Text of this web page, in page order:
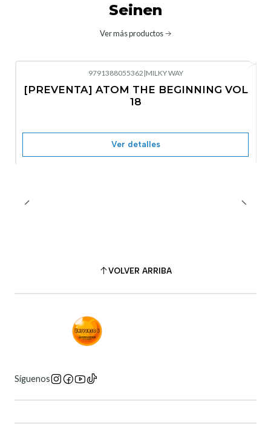
Seinen
Ver más productos
9791388055362 |MILKY WAY
[PREVENTA] ATOM THE BEGINNING VOL
18
Ver detalles
VOLVER ARRIBA
Síguenos